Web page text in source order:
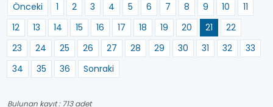
Önceki 1 2 3 4 5 6 7 8 9 10
11
12
13 14 15 16 17 18 19 20 21
22
23
24 25 26 27 28 29 30 31 32
33
34
35 36 Sonraki
Bulunan kayıt : 713 adet